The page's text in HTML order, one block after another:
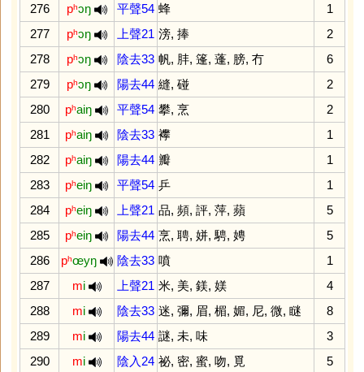
276
pʰɔŋ 平聲54 蜂
1
277
pʰɔŋ 上聲21 滂, 捧
2
278
pʰɔŋ 陰去33 帆, 肨, 篷, 蓬, 膀, 冇
6
279
pʰɔŋ 陽去44 縫, 碰
2
280
pʰaiŋ 平聲54 攀, 烹
2
281
pʰaiŋ 陰去33 襻
1
282
pʰaiŋ 陽去44 瓣
1
283
pʰeiŋ 平聲54 乒
1
284
pʰeiŋ 上聲21 品, 頻, 評, 萍, 蘋
5
285
pʰeiŋ 陽去44 烹, 聘, 姘, 騁, 娉
5
286
pʰœyŋ 陰去33 噴
1
287
mi 上聲21 米, 美, 鎂, 媄
4
288
mi 陰去33 迷, 彌, 眉, 楣, 媚, 尼, 微, 瞇
8
289
mi 陽去44 謎, 未, 味
3
290
mi 陰入24 祕, 密, 蜜, 吻, 覓
5